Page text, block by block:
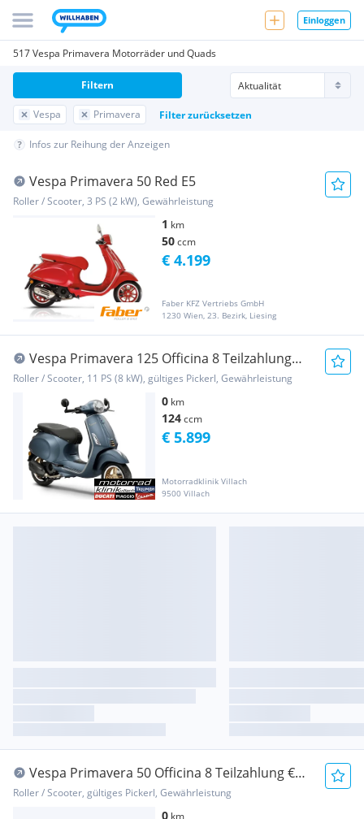
Einloggen
517 Vespa Primavera Motorräder und Quads
Vespa Primavera Filter zurücksetzen
Filtern
Infos zur Reihung der Anzeigen
Vespa Primavera 50 Red E5
Roller / Scooter, 3 PS (2 kW), Gewährleistung
1 km
50ccm
Faber KFZ Vertriebs GmbH
1230 Wien, 23. Bezirk, Liesing
€ 4.199
Vespa Primavera 125 Officina 8 Teilzahlung
59,-- € mi...
Roller / Scooter, 11 PS (8 kW), gültiges Pickerl, Gewährleistung
0 km
124ccm
Motorradklinik Villach
9500 Villach
€ 5.899
Vespa Primavera 50 Officina 8 Teilzahlung €
49.- Gara...
Roller / Scooter, gültiges Pickerl, Gewährleistung
0